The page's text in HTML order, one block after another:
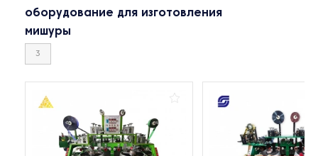
оборудование для изготовления
мишуры
3